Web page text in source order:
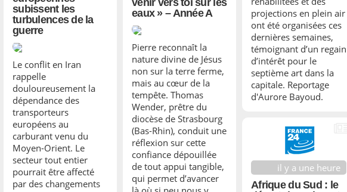
projections en plein air
ont été organisées ces
dernières semaines,
témoignant d’un regain
d’intérêt pour le
septième art dans la
capitale. Reportage
d'Aurore Bayoud.
subissent les
turbulences de la
guerre
Le conflit en Iran
rappelle
douloureusement la
dépendance des
transporteurs
européens au
carburant venu du
Moyen-Orient. Le
secteur tout entier
pourrait être affecté
par des changements
venir vers toi sur les
eaux » – Année A
Pierre reconnaît la
nature divine de Jésus
non sur la terre ferme,
mais au cœur de la
tempête. Thomas
Wender, prêtre du
diocèse de Strasbourg
(Bas-Rhin), conduit une
réflexion sur cette
confiance dépouillée
de tout appui tangible,
qui permet d’avancer
il y a une heure
Afrique du Sud : le